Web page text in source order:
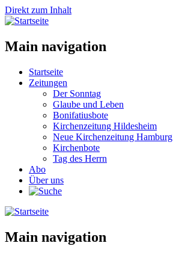
Direkt zum Inhalt
Main navigation
Startseite
Zeitungen
Der Sonntag
Glaube und Leben
Bonifatiusbote
Kirchenzeitung Hildesheim
Neue Kirchenzeitung Hamburg
Kirchenbote
Tag des Herrn
Abo
Über uns
Main navigation